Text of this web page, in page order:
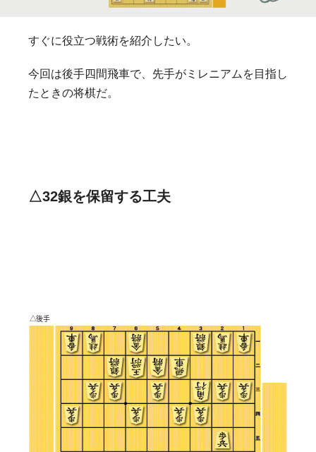
すぐに役立つ戦術を紹介したい。
今回は後手四間飛車で、先手がミレニアムを目指し
たときの将棋だ。
△32銀を保留する工夫